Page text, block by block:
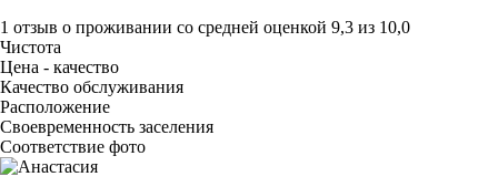
1 отзыв о проживании со средней оценкой 9,3 из 10,0
Чистота
Цена - качество
Качество обслуживания
Расположение
Своевременность заселения
Соответствие фото